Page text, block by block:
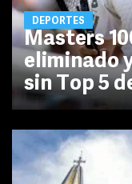
DEPORTES
Masters
eliminado
sin Top 5